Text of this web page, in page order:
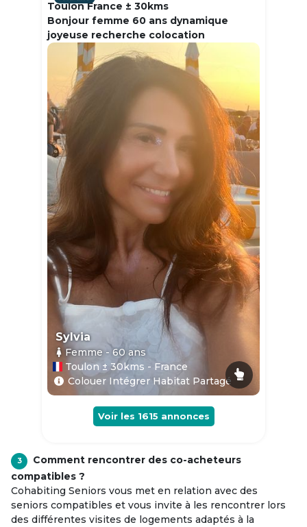
Toulon France ± 30kms
Bonjour femme 60 ans dynamique
joyeuse recherche colocation
Sylvia
Femme - 60ans
Toulon ± 30kms - France
Colouer Intégrer Habitat Partagé
Voir les 1615 annonces
3
Comment rencontrer des co-acheteurs
compatibles ?
Cohabiting Seniors vous met en relation avec des
seniors compatibles et vous invite à les rencontrer lors
des différentes visites de logements adaptés à la